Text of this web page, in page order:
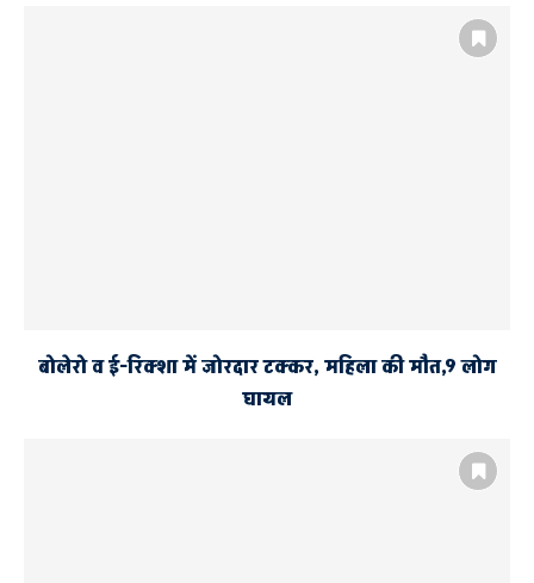
बोलेरो व ई-रिक्शा में जोरदार टक्कर, महिला की मौत,9 लोग
घायल